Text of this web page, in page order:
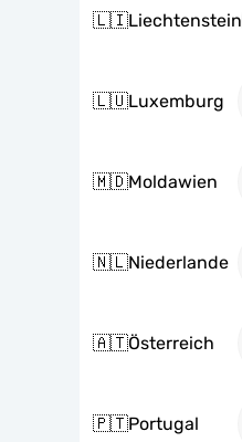
🇱🇮Liechtenstein
🇱🇺Luxemburg
🇲🇩Moldawien
🇳🇱Niederlande
🇦🇹Österreich
🇵🇹Portugal